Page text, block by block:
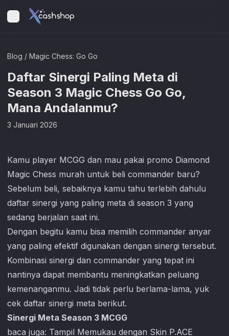
Blog / Magic Chess: Go Go
Daftar Sinergi Paling Meta di
Season 3 Magic Chess Go Go,
Mana Andalanmu?
3 Januari 2026
Kamu player MCGG dan mau pakai promo Diamond
Magic Chess murah untuk beli commander baru?
Sebelum beli, sebaiknya kamu tahu terlebih dahulu
daftar sinergi yang paling meta di season 3 yang
sedang berjalan saat ini.
Dengan begitu kamu bisa memilih commander anyar
yang paling efektif digunakan dengan sinergi tersebut.
Kombinasi sinergi dan commander yang tepat ini
nantinya dapat membantu meningkatkan peluang
kemenanganmu. Jadi tidak perlu berlama-lama, yuk
cek daftar sinergi meta berikut.
Sinergi Meta Season 3 MCGG
baca juga: Tampil Memukau dengan Skin P.ACE